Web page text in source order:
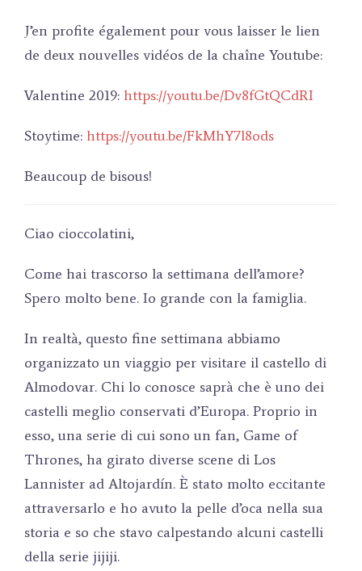
J’en profite également pour vous laisser le lien
de deux nouvelles vidéos de la chaîne Youtube:
Valentine 2019: https://youtu.be/Dv8fGtQCdRI
Stoytime: https://youtu.be/FkMhY7l8ods
Beaucoup de bisous!
Ciao cioccolatini,
Come hai trascorso la settimana dell’amore?
Spero molto bene. Io grande con la famiglia.
In realtà, questo fine settimana abbiamo
organizzato un viaggio per visitare il castello di
Almodovar. Chi lo conosce saprà che è uno dei
castelli meglio conservati d’Europa. Proprio in
esso, una serie di cui sono un fan, Game of
Thrones, ha girato diverse scene di Los
Lannister ad Altojardín. È stato molto eccitante
attraversarlo e ho avuto la pelle d’oca nella sua
storia e so che stavo calpestando alcuni castelli
della serie jijiji.